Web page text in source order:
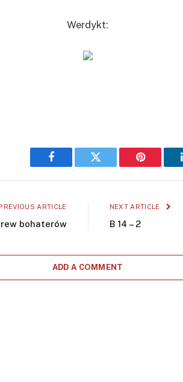
Werdykt:
Facebook Twitter Pinterest
ARTICLE
bohaterów
NEXT ARTICLE
B 14 – 2
ADD A COMMENT